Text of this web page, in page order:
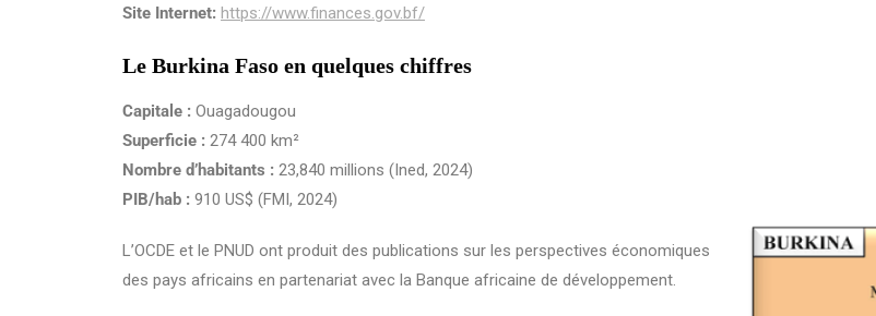
Site Internet: https://www.finances.gov.bf/
Le Burkina Faso en quelques chiffres
Capitale : Ouagadougou
Superficie : 274 400 km²
Nombre d’habitants : 23,840 millions (Ined, 2024)
PIB/hab : 910 US$ (FMI, 2024)
L’OCDE et le PNUD ont produit des publications sur les perspectives économiques
des pays africains en partenariat avec la Banque africaine de développement.